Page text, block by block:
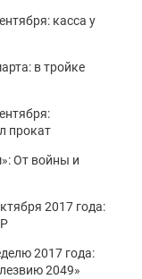
касса у
в тройке
прокат
От войны и
2017 года:
2017 года:
2049»